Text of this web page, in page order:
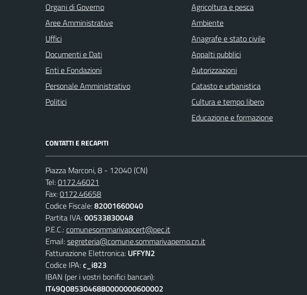
Organi di Governo
Aree Amministrative
Uffici
Documenti e Dati
Enti e Fondazioni
Personale Amministrativo
Politici
Agricoltura e pesca
Ambiente
Anagrafe e stato civile
Appalti pubblici
Autorizzazioni
Catasto e urbanistica
Cultura e tempo libero
Educazione e formazione
CONTATTI E RECAPITI
Piazza Marconi, 8 - 12040 (CN)
Tel:0172.46021
Fax:0172.46658
Codice Fiscale:82001660040
Partita IVA:00533830048
P.E.C.:comunesommarivapcert@pec.it
Email:segreteria@comune.sommarivaperno.cn.it
Fatturazione Elettronica: UFFYN2
Codice IPA:c_i823
IBAN (per i vostri bonifici bancari):
IT49Q0853046880000000600002